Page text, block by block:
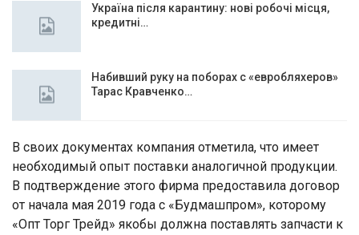
Україна після карантину: нові робочі місця,
кредитні…
Набивший руку на поборах с «евробляхеров»
Тарас Кравченко…
В своих документах компания отметила, что имеет
необходимый опыт поставки аналогичной продукции.
В подтверждение этого фирма предоставила договор
от начала мая 2019 года с «Будмашпром», которому
«Опт Торг Трейд» якобы должна поставлять запчасти к